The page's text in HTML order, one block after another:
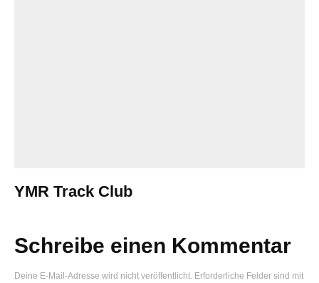
YMR Track Club
Schreibe einen Kommentar
Deine E-Mail-Adresse wird nicht veröffentlicht. Erforderliche Felder sind mit